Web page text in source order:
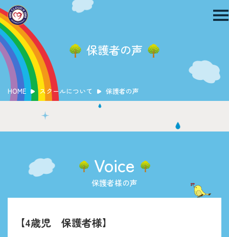
クラウドナインの特徴
保護者の声
インターナショナルスクールについて
2-3歳クラス
4-5歳クラス
異年齢クラス
保護者の声
HOME スクールについて 保護者の声
Voice
保護者様の声
【4歳児 保護者様】